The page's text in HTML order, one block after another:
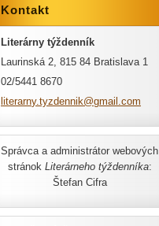
Kontakt
Literárny týždenník
Laurinská 2, 815 84 Bratislava 1
02/5441 8670
literarny.tyzdennik@gmai l.com
Správca a administrátor webových
stránok Literárneho týždenníka:
Štefan Cifra